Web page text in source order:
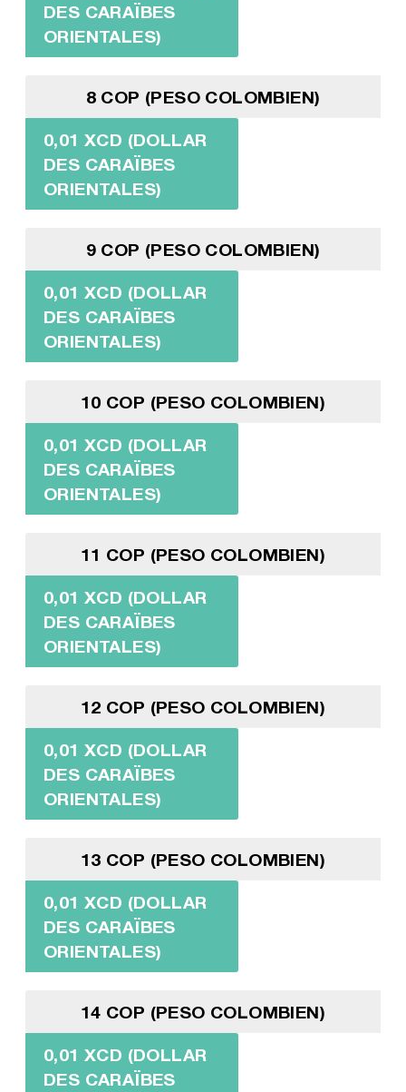
DES CARAÏBES
ORIENTALES)
8 COP (PESO COLOMBIEN)
0,01 XCD (DOLLAR
DES CARAÏBES
ORIENTALES)
9 COP (PESO COLOMBIEN)
0,01 XCD (DOLLAR
DES CARAÏBES
ORIENTALES)
10 COP (PESO COLOMBIEN)
0,01 XCD (DOLLAR
DES CARAÏBES
ORIENTALES)
11 COP (PESO COLOMBIEN)
0,01 XCD (DOLLAR
DES CARAÏBES
ORIENTALES)
12 COP (PESO COLOMBIEN)
0,01 XCD (DOLLAR
DES CARAÏBES
ORIENTALES)
13 COP (PESO COLOMBIEN)
0,01 XCD (DOLLAR
DES CARAÏBES
ORIENTALES)
14 COP (PESO COLOMBIEN)
0,01 XCD (DOLLAR
DES CARAÏBES